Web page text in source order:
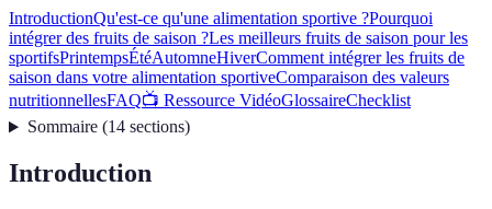
IntroductionQu'est-ce qu'une alimentation sportive ?Pourquoi
intégrer des fruits de saison ?Les meilleurs fruits de saison pour les
sportifsPrintempsÉtéAutomneHiverComment intégrer les fruits de
saison dans votre alimentation sportiveComparaison des valeurs
nutritionnellesFAQ📺 Ressource VidéoGlossaireChecklist
Sommaire(14 sections)
Introduction